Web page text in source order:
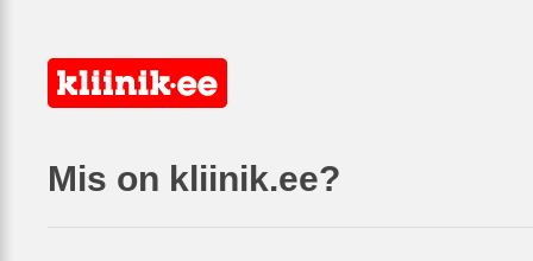
Mis on kliinik.ee?